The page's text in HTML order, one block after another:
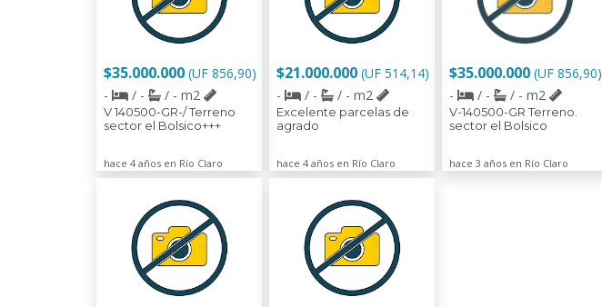
$35.000.000 (UF 856,90)
-
/ - / - m2
V 140500-GR-/ Terreno
sector el Bolsico+++
hace 4 años en Río Claro
$21.000.000 (UF 514,14)
-
/ - / - m2
Excelente parcelas de
agrado
hace 4 años en Río Claro
$35.000.000 (UF 856,90)
-
/ - / - m2
V-140500-GR Terreno.
sector el Bolsico
hace 3 años en Río Claro